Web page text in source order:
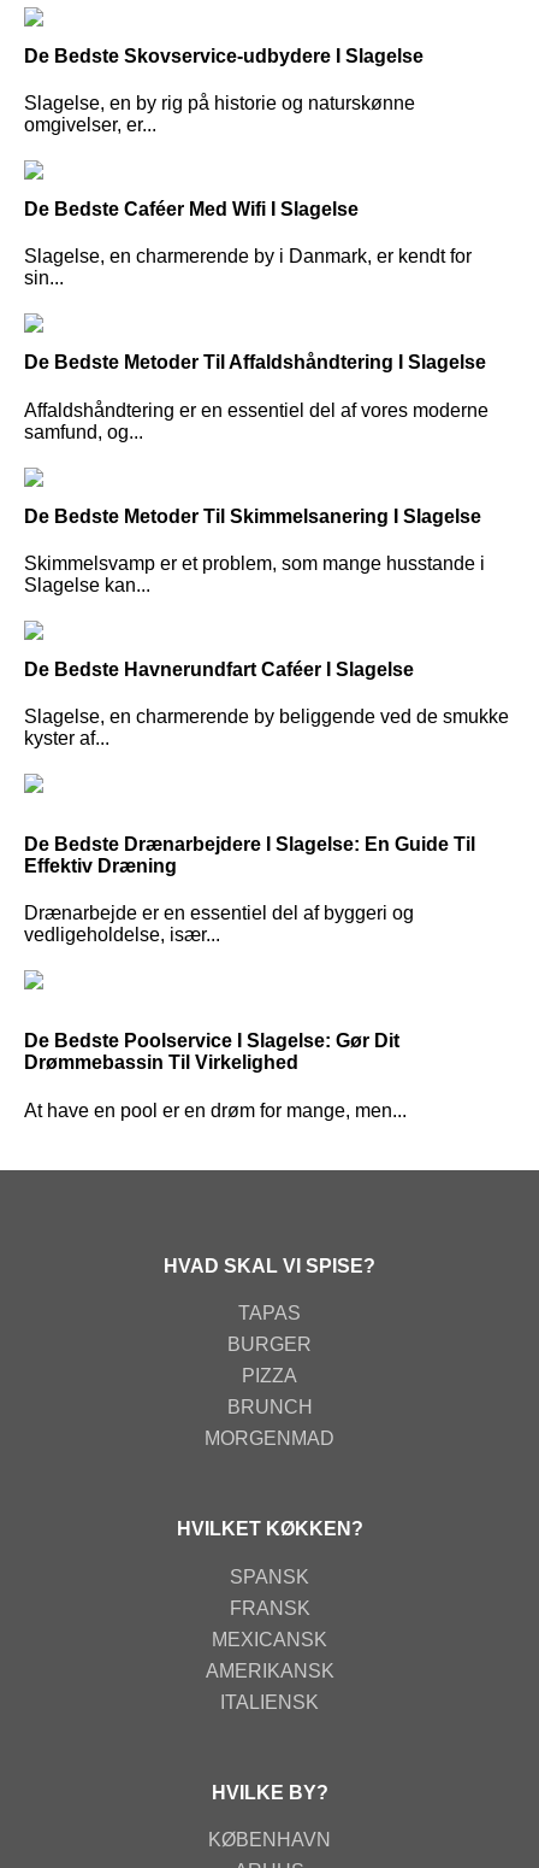
De Bedste Skovservice-udbydere I Slagelse
Slagelse, en by rig på historie og naturskønne
omgivelser, er...
De Bedste Caféer Med Wifi I Slagelse
Slagelse, en charmerende by i Danmark, er kendt for
sin...
De Bedste Metoder Til Affaldshåndtering I Slagelse
Affaldshåndtering er en essentiel del af vores moderne
samfund, og...
De Bedste Metoder Til Skimmelsanering I Slagelse
Skimmelsvamp er et problem, som mange husstande i
Slagelse kan...
De Bedste Havnerundfart Caféer I Slagelse
Slagelse, en charmerende by beliggende ved de smukke
kyster af...
De Bedste Drænarbejdere I Slagelse: En Guide Til
Effektiv Dræning
Drænarbejde er en essentiel del af byggeri og
vedligeholdelse, især...
De Bedste Poolservice I Slagelse: Gør Dit
Drømmebassin Til Virkelighed
At have en pool er en drøm for mange, men...
HVAD SKAL VI SPISE?
TAPAS
BURGER
PIZZA
BRUNCH
MORGENMAD
HVILKET KØKKEN?
SPANSK
FRANSK
MEXICANSK
AMERIKANSK
ITALIENSK
HVILKE BY?
KØBENHAVN